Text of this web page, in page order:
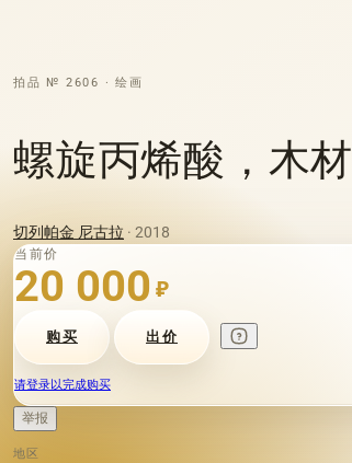
拍品 № 2606 · 绘画
螺旋丙烯酸，木材
切列帕金 尼古拉 · 2018
当前价
20 000 ₽
购买 出价
请登录以完成购买
举报
地区